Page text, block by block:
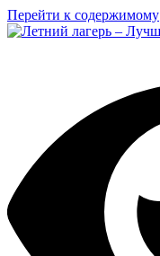
Перейти к содержимому